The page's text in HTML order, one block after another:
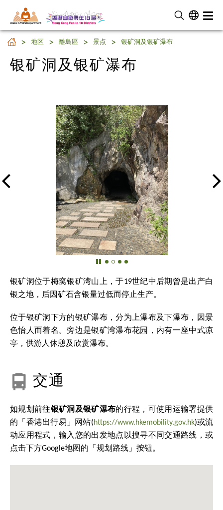
Home Affairs Department
银矿洞及银矿瀑布
地区 離島區 景点 银矿洞及银矿瀑布
银矿洞及银矿瀑布
银矿洞位于梅窝银矿湾山上，于19世纪中后期曾是出产白
银之地，后因矿石含银量过低而停止生产。
位于银矿洞下方的银矿瀑布，分为上瀑布及下瀑布，因景
色怡人而着名。旁边是银矿湾瀑布花园，内有一座中式凉
亭，供游人休憩及欣赏瀑布。
交通
如规划前往银矿洞及银矿瀑布的行程，可使用运输署提供
的「香港出行易」网站(https://www.hkemobility.gov.hk)或流
动应用程式，输入您的出发地点以搜寻不同交通路线，或
点击下方Google地图的「规划路线」按钮。